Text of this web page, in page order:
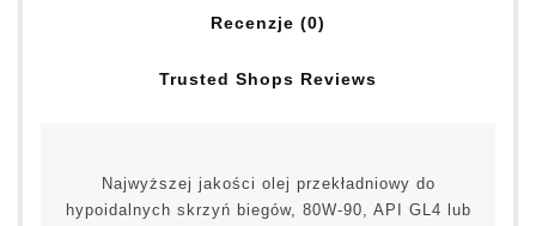
Recenzje (0)
Trusted Shops Reviews
Najwyższej jakości olej przekładniowy do
hypoidalnych skrzyń biegów, 80W-90, API GL4 lub